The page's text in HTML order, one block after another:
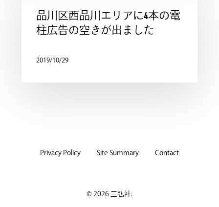
品川区西品川エリアに4本の電
柱広告の空きが出ました
2019/10/29
Privacy Policy Site Summary Contact
© 2026 三弘社.